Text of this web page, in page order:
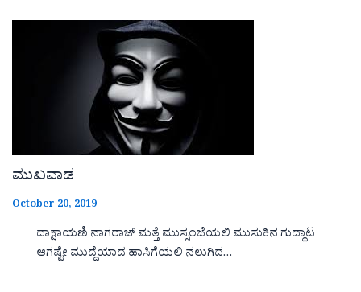
ಮುಖವಾಡ
October 20, 2019
ದಾಕ್ಷಾಯಣಿ ನಾಗರಾಜ್ ಮತ್ತೆ ಮುಸ್ಸಂಜೆಯಲಿ ಮುಸುಕಿನ ಗುದ್ದಾಟ
ಆಗಷ್ಟೇ ಮುದ್ದೆಯಾದ ಹಾಸಿಗೆಯಲಿ ನಲುಗಿದ…